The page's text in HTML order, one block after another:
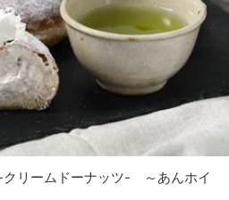
リームドーナッツ- ～あんホイ